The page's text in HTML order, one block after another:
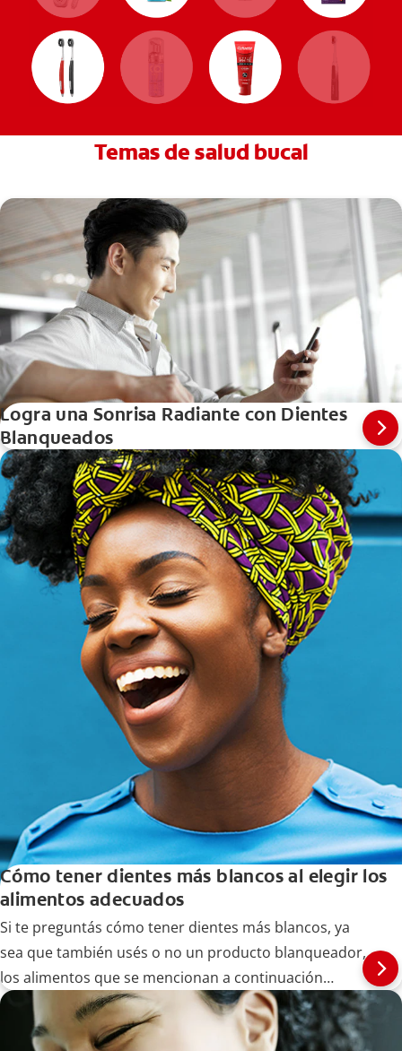
Temas de salud bucal
Logra una Sonrisa Radiante con Dientes
Blanqueados
Cómo tener dientes más blancos al elegir los
alimentos adecuados
Si te preguntás cómo tener dientes más blancos, ya
sea que también usés o no un producto blanqueador,
los alimentos que se mencionan a continuación
pueden ayudarte.